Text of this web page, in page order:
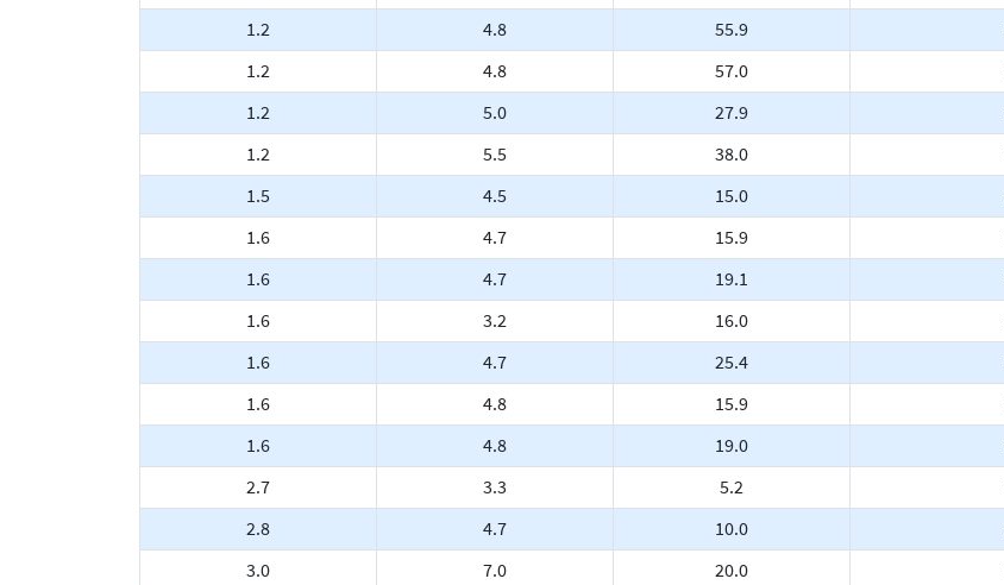
1.2
4.8 55.9
1.2
4.8 57.0
1.2
5.0 27.9
1.2
5.5 38.0
1.5
4.5 15.0
1.6
4.7 15.9
1.6
4.7 19.1
1.6
3.2 16.0
1.6
4.7 25.4
1.6
4.8 15.9
1.6
4.8 19.0
2.7
3.3 5.2
2.8
4.7 10.0
3.0
7.0 20.0